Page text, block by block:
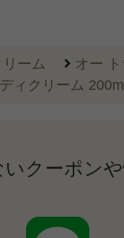
ーム
オー
ィクリーム
クーポン